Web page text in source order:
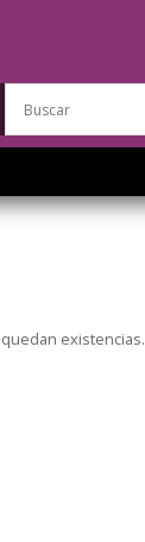
existencias.